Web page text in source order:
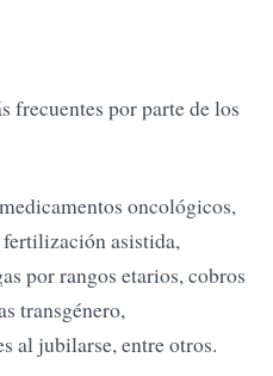
frecuentes por parte de los
oncológicos,
asistida,
por rangos etarios, cobros
transgénero,
al jubilarse, entre otros.